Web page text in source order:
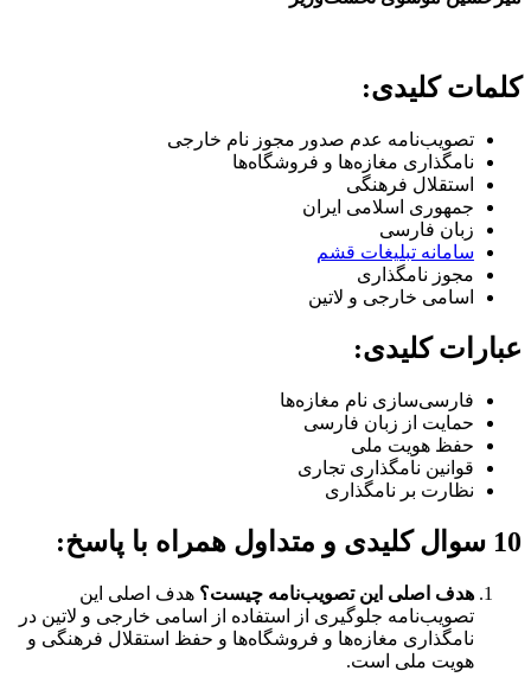
کلمات کلیدی:
تصویب‌نامه عدم صدور مجوز نام خارجی
نامگذاری مغازه‌ها و فروشگاه‌ها
استقلال فرهنگی
جمهوری اسلامی ایران
زبان فارسی
سامانه تبلیغات قشم
مجوز نامگذاری
اسامی خارجی و لاتین
عبارات کلیدی:
فارسی‌سازی نام مغازه‌ها
حمایت از زبان فارسی
حفظ هویت ملی
قوانین نامگذاری تجاری
نظارت بر نامگذاری
10 سوال کلیدی و متداول همراه با پاسخ:
هدف اصلی این تصویب‌نامه چیست؟ هدف اصلی این
تصویب‌نامه جلوگیری از استفاده از اسامی خارجی و لاتین در
نامگذاری مغازه‌ها و فروشگاه‌ها و حفظ استقلال فرهنگی و
هویت ملی است.